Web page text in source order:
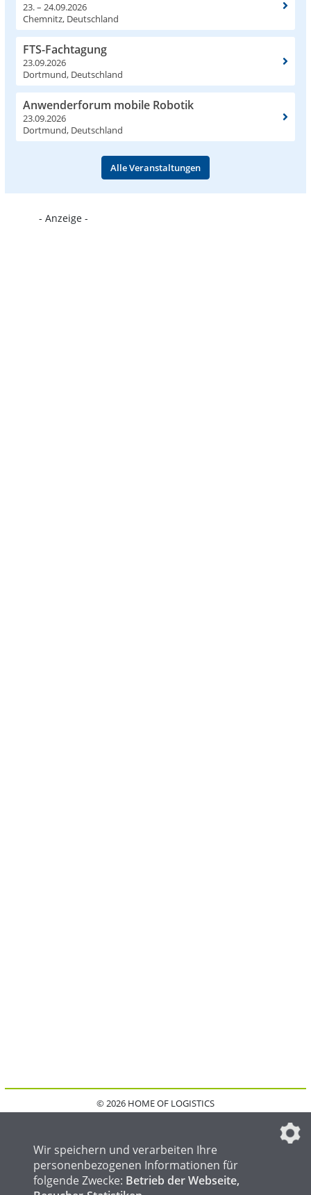
23. – 24.09.2026
Chemnitz, Deutschland
FTS-Fachtagung
23.09.2026
Dortmund, Deutschland
Anwenderforum mobile Robotik
23.09.2026
Dortmund, Deutschland
Alle Veranstaltungen
- Anzeige -
© 2026 HOME OF LOGISTICS
IMPRESSUM
FAQ
DATENSCHUTZEINSTELLUNGEN
Wir speichern und verarbeiten Ihre
personenbezogenen Informationen für
folgende Zwecke: Betrieb der Webseite,